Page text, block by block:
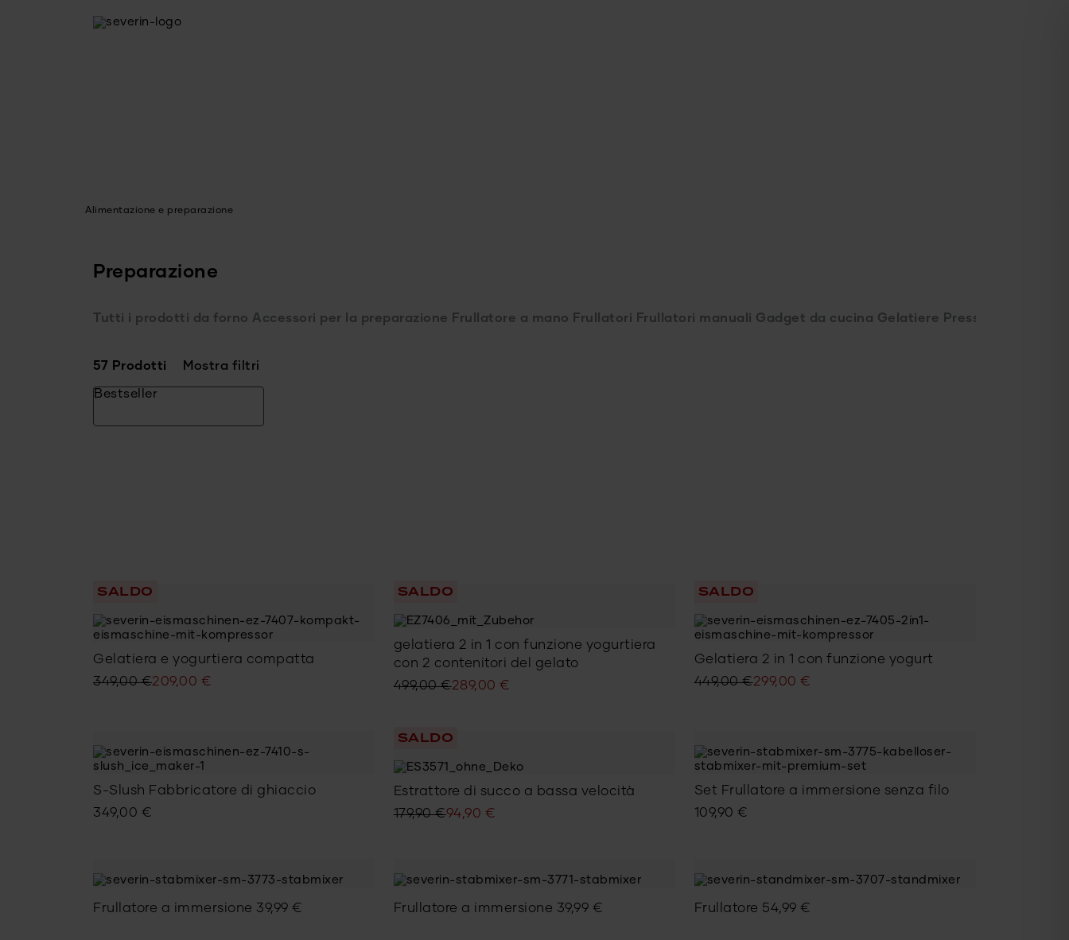
Alimentazione e preparazione
Preparazione
Tutti i prodotti da forno Accessori per la preparazione Frullatore a mano Frullatori Frullatori manuali Gadget da cucina Gelatiere Presse per agrumi
57 Prodotti Mostra filtri
Bestseller
SALDO
Gelatiera e yogurtiera compatta
349,00€
Il
349,00 €.
209,00 €
Il
209,00 €.
SALDO
gelatiera 2 in 1 con funzione yogurtiera
con 2 contenitori del gelato
499,00€
Il
era:
289,00€
Il
è:
SALDO
Gelatiera 2 in 1 con funzione yogurt
449,00€
Il
449,00 €.
299,00€
Il
299,00 €.
S-Slush Fabbricatore di ghiaccio
349,00 €
SALDO
Estrattore di succo a bassa velocità
179,90€
Il
179,90 €.
94,90 €
Il
94,90 €.
Set Frullatore a immersione senza filo
109,90€
Frullatore a immersione 39,99 € Frullatore a immersione 39,99 € Frullatore 54,99€